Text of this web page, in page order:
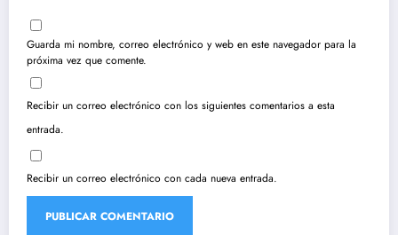
Guarda mi nombre, correo electrónico y web en este navegador para la
próxima vez que comente.
Recibir un correo electrónico con los siguientes comentarios a esta
entrada.
Recibir un correo electrónico con cada nueva entrada.